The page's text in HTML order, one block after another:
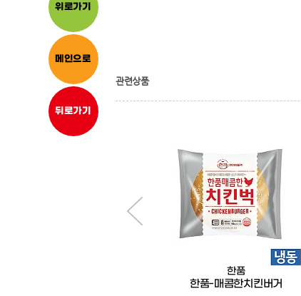
위로가기
메인으로
뒤로가기
관련상품
한품
한품-매콤한치킨버거